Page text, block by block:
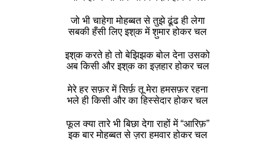
जो भी चाहेगा मोहब्बत से तुझे ढूंढ ही लेगा
सबकी हँसी लिए इश़्क में श़ुमार होकर चल
इश़्क करते हो तो बेझिझक बोल देना उसको
अब किसी और इश़्क का इज़हार होकर चल
मेरे हर सफ़र में सिर्फ़ तू मेरा हमसफ़र रहना
भले ही किसी और का हिस्सेदार होकर चल
फूल क्या तारे भी बिछा देगा राहों में “आरिफ़”
इक बार मोहब्बत से ज़रा हमवार होकर चल